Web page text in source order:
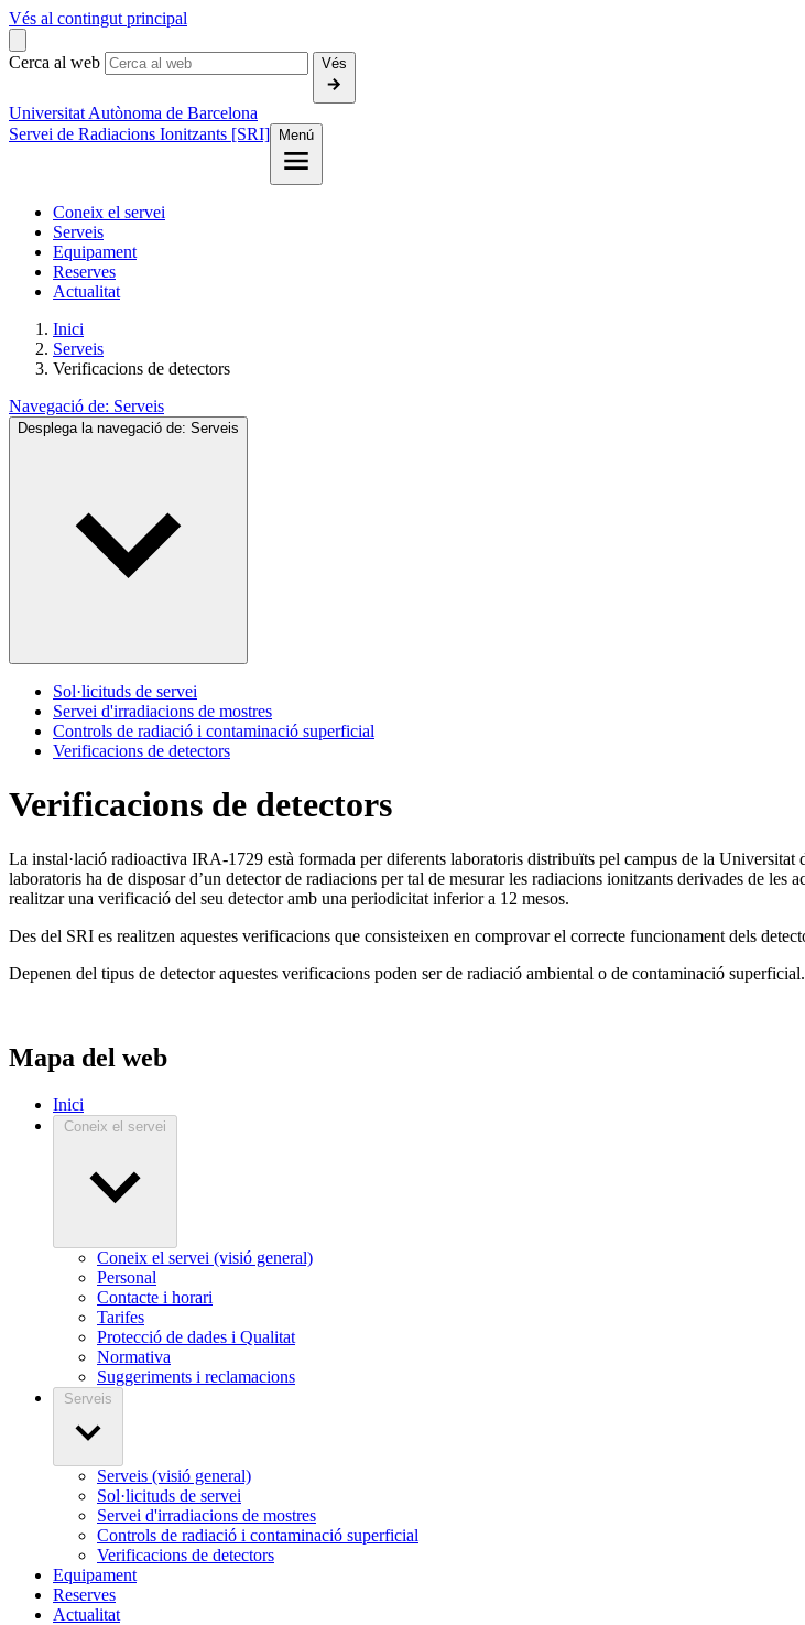
Vés al contingut principal
Cerca al web Vés
Universitat Autònoma de Barcelona
Servei de Radiacions Ionitzants [SRI]
Menú
Coneix el servei
Serveis
Equipament
Reserves
Actualitat
Inici
Serveis
Verificacions de detectors
Navegació de: Serveis
Desplega la navegació de: Serveis
Sol·licituds de servei
Servei d'irradiacions de mostres
Controls de radiació i contaminació superficial
Verificacions de detectors
Verificacions de detectors
La instal·lació radioactiva IRA-1729 està formada per diferents laboratoris distribuïts pel campus de la
laboratoris ha de disposar d’un detector de radiacions per tal de mesurar les radiacions ionitzants derivades de les
realitzar una verificació del seu detector amb una periodicitat inferior a 12 mesos.
Des del SRI es realitzen aquestes verificacions que consisteixen en comprovar el correcte funcionament dels
Depenen del tipus de detector aquestes verificacions poden ser de radiació ambiental o de contaminació superficial.
Mapa del web
Inici
Coneix el servei
Coneix el servei (visió general)
Personal
Contacte i horari
Tarifes
Protecció de dades i Qualitat
Normativa
Suggeriments i reclamacions
Serveis
Serveis (visió general)
Sol·licituds de servei
Servei d'irradiacions de mostres
Controls de radiació i contaminació superficial
Verificacions de detectors
Equipament
Reserves
Actualitat